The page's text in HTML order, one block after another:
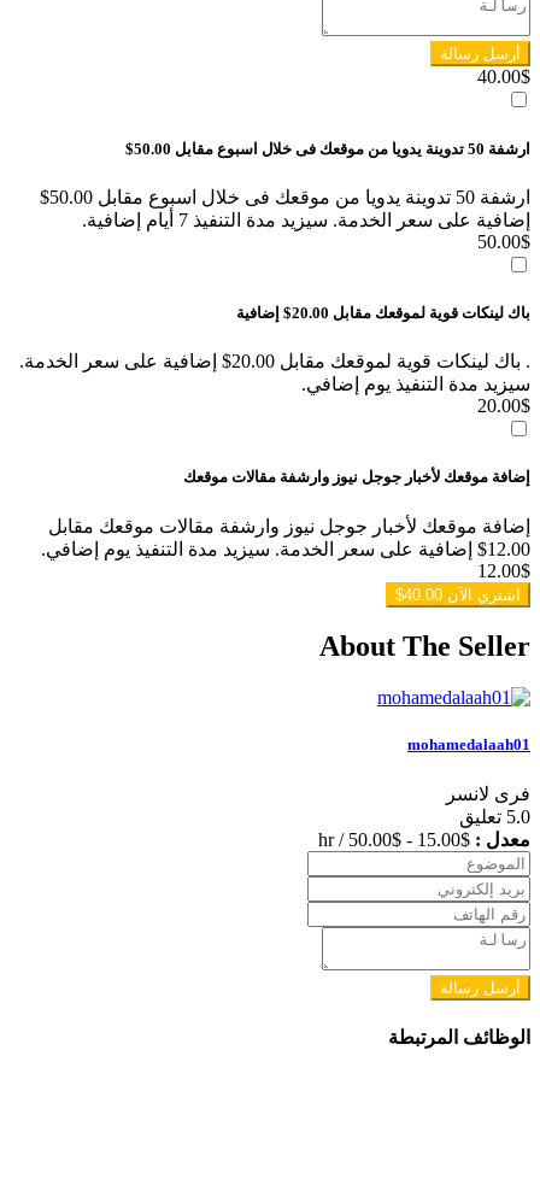
أرسل رسالة
40.00$
ارشفة 50 تدوينة يدويا من موقعك فى خلال اسبوع مقابل 50.00$
ارشفة 50 تدوينة يدويا من موقعك فى خلال اسبوع مقابل 50.00$
إضافية على سعر الخدمة. سيزيد مدة التنفيذ 7 أيام إضافية.
50.00$
باك لينكات قوية لموقعك مقابل 20.00$ إضافية
. باك لينكات قوية لموقعك مقابل 20.00$ إضافية على سعر الخدمة.
سيزيد مدة التنفيذ يوم إضافي.
20.00$
إضافة موقعك لأخبار جوجل نيوز وارشفة مقالات موقعك
إضافة موقعك لأخبار جوجل نيوز وارشفة مقالات موقعك مقابل
12.00$ إضافية على سعر الخدمة. سيزيد مدة التنفيذ يوم إضافي.
12.00$
اشتري الآن 40.00$
About The Seller
mohamedalaah01
فرى لانسر
5.0 تعليق
معدل :
15.00$
-
50.00$
/ hr
أرسل رسالة
الوظائف المرتبطة